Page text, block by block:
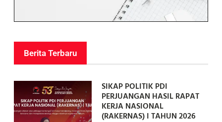
Berita Terbaru
SIKAP POLITIK PDI
PERJUANGAN HASIL RAPAT
KERJA NASIONAL
(RAKERNAS) I TAHUN 2026